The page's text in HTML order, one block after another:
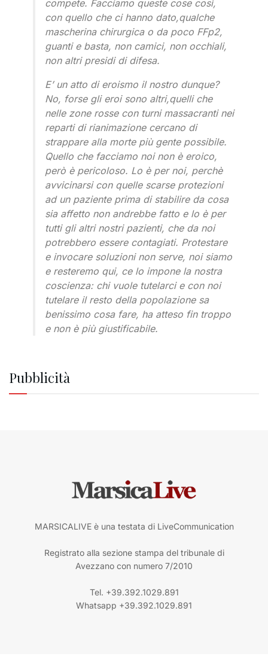
compete. Facciamo queste cose così,
con quello che ci hanno dato,qualche
mascherina chirurgica o da poco FFp2,
guanti e basta, non camici, non occhiali,
non altri presidi di difesa.
E’ un atto di eroismo il nostro dunque?
No, forse gli eroi sono altri,quelli che
nelle zone rosse con turni massacranti nei
reparti di rianimazione cercano di
strappare alla morte più gente possibile.
Quello che facciamo noi non è eroico,
però è pericoloso. Lo è per noi, perchè
avvicinarsi con quelle scarse protezioni
ad un paziente prima di stabilire da cosa
sia affetto non andrebbe fatto e lo è per
tutti gli altri nostri pazienti, che da noi
potrebbero essere contagiati. Protestare
e invocare soluzioni non serve, noi siamo
e resteremo qui, ce lo impone la nostra
coscienza: chi vuole tutelarci e con noi
tutelare il resto della popolazione sa
benissimo cosa fare, ha atteso fin troppo
e non è più giustificabile.
Pubblicità
MARSICALIVE è una testata di LiveCommunication
Registrato alla sezione stampa del tribunale di
Avezzano con numero 7/2010
Tel. +39.392.1029.891
Whatsapp +39.392.1029.891